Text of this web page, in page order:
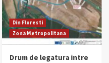
Din Floresti
Zona Metropolitana
Drum de legatura intre